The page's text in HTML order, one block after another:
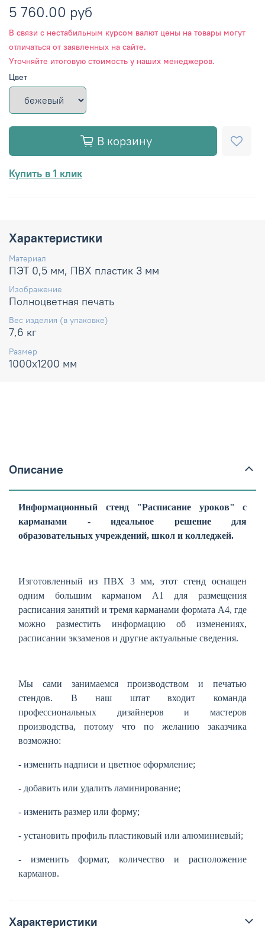
5 760.00 руб
В связи с нестабильным курсом валют цены на товары могут
отличаться от заявленных на сайте.
Уточняйте итоговую стоимость у наших менеджеров.
Цвет
В корзину
Купить в 1 клик
Характеристики
Материал
ПЭТ 0,5 мм, ПВХ пластик 3 мм
Изображение
Полноцветная печать
Вес изделия (в упаковке)
7,6 кг
Размер
1000х1200 мм
Описание
Информационный стенд "Расписание уроков" с
карманами - идеальное решение для
образовательных учреждений, школ и колледжей.
Изготовленный из ПВХ 3 мм, этот стенд оснащен
одним большим карманом А1 для размещения
расписания занятий и тремя карманами формата А4, где
можно разместить информацию об изменениях,
расписании экзаменов и другие актуальные сведения.
Мы сами занимаемся производством и печатью
стендов. В наш штат входит команда
профессиональных дизайнеров и мастеров
производства, потому что по желанию заказчика
возможно:
- изменить надписи и цветное оформление;
- добавить или удалить ламинирование;
- изменить размер или форму;
- установить профиль пластиковый или алюминиевый;
- изменить формат, количество и расположение
карманов.
Характеристики